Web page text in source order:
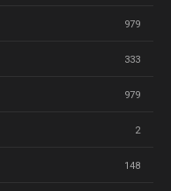
979
333
979
2
148